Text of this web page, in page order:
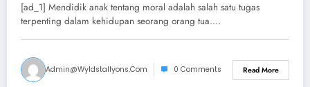
[ad_1] Mendidik anak tentang moral adalah salah satu tugas
terpenting dalam kehidupan seorang orang tua.…
Admin@wyldstallyons.com 0 Comments Read More